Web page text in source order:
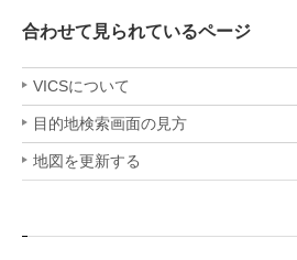
合わせて見られているページ
VICSについて
目的地検索画面の見方
地図を更新する